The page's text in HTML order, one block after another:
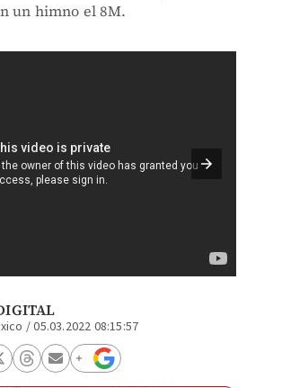
un himno el 8M.
/05.03.2022 08:15:57